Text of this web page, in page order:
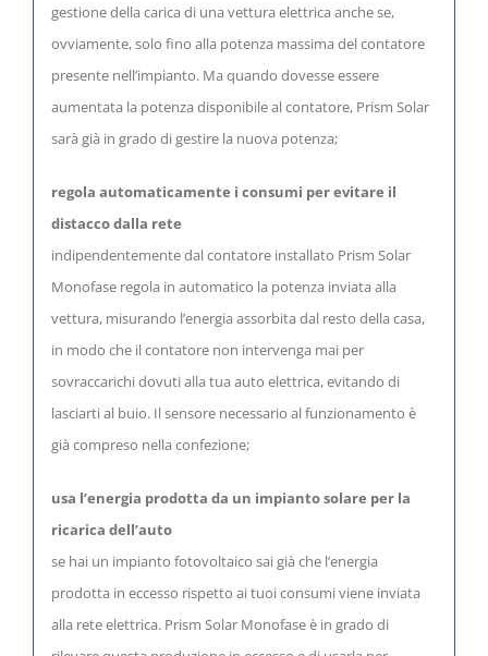
gestione della carica di una vettura elettrica anche se,
ovviamente, solo fino alla potenza massima del contatore
presente nell’impianto. Ma quando dovesse essere
aumentata la potenza disponibile al contatore, Prism Solar
sarà già in grado di gestire la nuova potenza;
regola automaticamente i consumi per evitare il
distacco dalla rete
indipendentemente dal contatore installato Prism Solar
Monofase regola in automatico la potenza inviata alla
vettura, misurando l’energia assorbita dal resto della casa,
in modo che il contatore non intervenga mai per
sovraccarichi dovuti alla tua auto elettrica, evitando di
lasciarti al buio. Il sensore necessario al funzionamento è
già compreso nella confezione;
usa l’energia prodotta da un impianto solare per la
ricarica dell’auto
se hai un impianto fotovoltaico sai già che l’energia
prodotta in eccesso rispetto ai tuoi consumi viene inviata
alla rete elettrica. Prism Solar Monofase è in grado di